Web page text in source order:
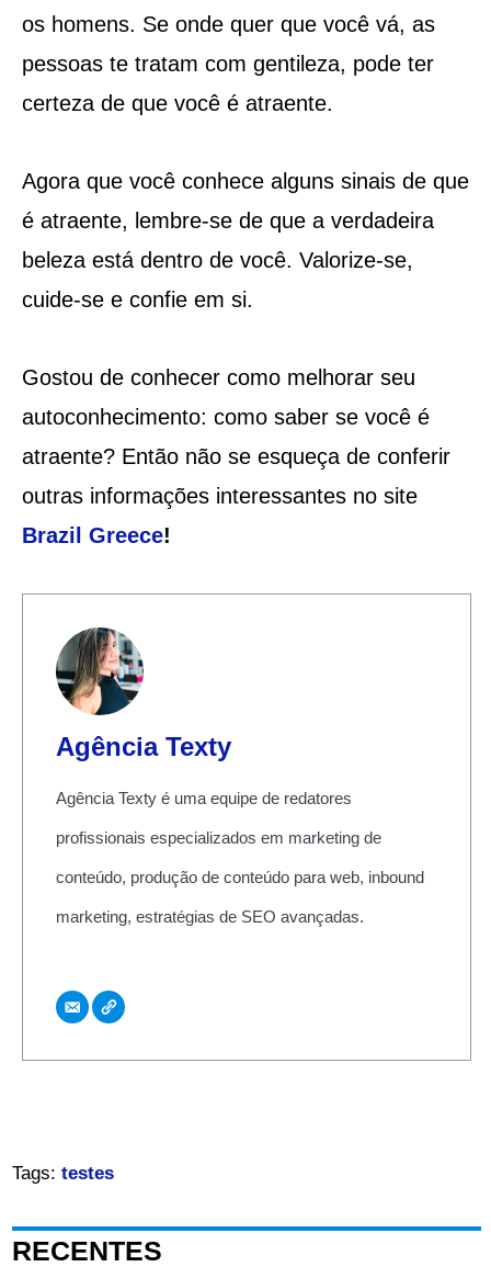
os homens. Se onde quer que você vá, as
pessoas te tratam com gentileza, pode ter
certeza de que você é atraente.
Agora que você conhece alguns sinais de que
é atraente, lembre-se de que a verdadeira
beleza está dentro de você. Valorize-se,
cuide-se e confie em si.
Gostou de conhecer como melhorar seu
autoconhecimento: como saber se você é
atraente? Então não se esqueça de conferir
outras informações interessantes no site
Brazil Greece!
Agência Texty
Agência Texty é uma equipe de redatores
profissionais especializados em marketing de
conteúdo, produção de conteúdo para web, inbound
marketing, estratégias de SEO avançadas.
Tags: testes
RECENTES